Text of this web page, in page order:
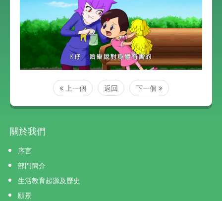
上一個 返回 下一個
關於我們
序言
部門簡介
生活教育起源及歷史
願景